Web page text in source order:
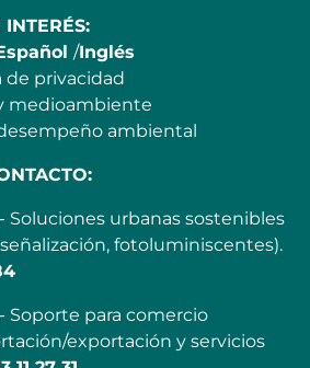
/Inglés
de privacidad
medioambiente
ambiental
- Soluciones urbanas sostenibles
fotoluminiscentes).
- Soporte para comercio
exportación y servicios